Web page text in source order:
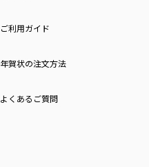
ご利用ガイド
年賀状の注文方法
よくあるご質問